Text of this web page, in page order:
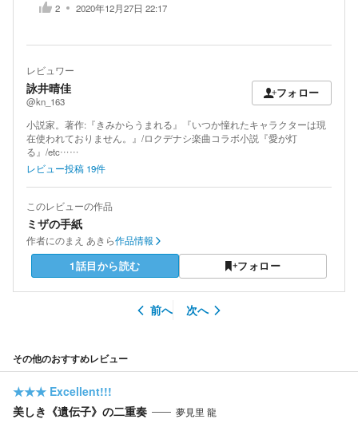
2 2020年12月27日 22:17
レビュワー
詠井晴佳
@kn_163
フォロー
小説家。著作:『きみからうまれる』『いつか憧れたキャラクターは現
在使われておりません。』/ロクデナシ楽曲コラボ小説『愛が灯
る』/etc……
レビュー投稿 19件
このレビューの作品
ミザの手紙
作者にのまえ あきら作品情報
1話目から読む フォロー
前へ 次へ
その他のおすすめレビュー
★★★ Excellent!!!
美しき《遺伝子》の二重奏
夢見里 龍